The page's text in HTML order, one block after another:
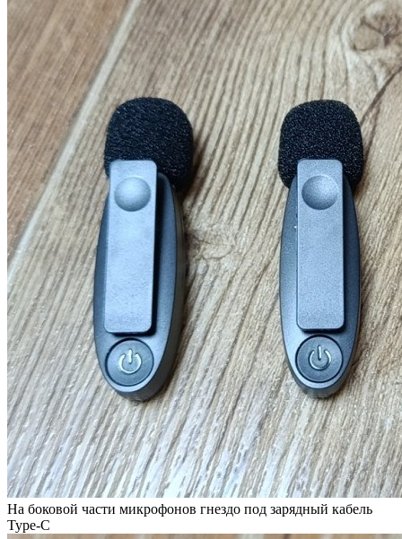
На боковой части микрофонов гнездо под зарядный кабель
Type-C